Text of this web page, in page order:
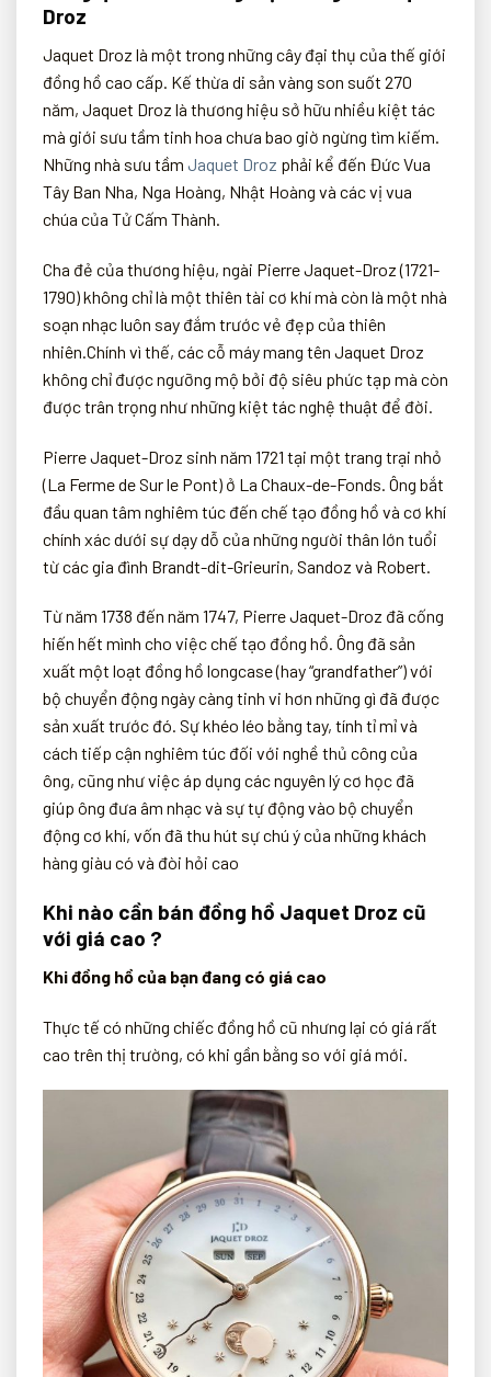
Droz
Jaquet Droz là một trong những cây đại thụ của thế giới
đồng hồ cao cấp. Kế thừa di sản vàng son suốt 270
năm, Jaquet Droz là thương hiệu sở hữu nhiều kiệt tác
mà giới sưu tầm tinh hoa chưa bao giờ ngừng tìm kiếm.
Những nhà sưu tầm Jaquet Droz phải kể đến Đức Vua
Tây Ban Nha, Nga Hoàng, Nhật Hoàng và các vị vua
chúa của Tử Cấm Thành.
Cha đẻ của thương hiệu, ngài Pierre Jaquet-Droz (1721-
1790) không chỉ là một thiên tài cơ khí mà còn là một nhà
soạn nhạc luôn say đắm trước vẻ đẹp của thiên
nhiên.Chính vì thế, các cỗ máy mang tên Jaquet Droz
không chỉ được ngưỡng mộ bởi độ siêu phức tạp mà còn
được trân trọng như những kiệt tác nghệ thuật để đời.
Pierre Jaquet-Droz sinh năm 1721 tại một trang trại nhỏ
(La Ferme de Sur le Pont) ở La Chaux-de-Fonds. Ông bắt
đầu quan tâm nghiêm túc đến chế tạo đồng hồ và cơ khí
chính xác dưới sự dạy dỗ của những người thân lớn tuổi
từ các gia đình Brandt-dit-Grieurin, Sandoz và Robert.
Từ năm 1738 đến năm 1747, Pierre Jaquet-Droz đã cống
hiến hết mình cho việc chế tạo đồng hồ. Ông đã sản
xuất một loạt đồng hồ longcase (hay “grandfather”) với
bộ chuyển động ngày càng tinh vi hơn những gì đã được
sản xuất trước đó. Sự khéo léo bằng tay, tính tỉ mỉ và
cách tiếp cận nghiêm túc đối với nghề thủ công của
ông, cũng như việc áp dụng các nguyên lý cơ học đã
giúp ông đưa âm nhạc và sự tự động vào bộ chuyển
động cơ khí, vốn đã thu hút sự chú ý của những khách
hàng giàu có và đòi hỏi cao
Khi nào cần bán đồng hồ Jaquet Droz cũ
với giá cao ?
Khi đồng hồ của bạn đang có giá cao
Thực tế có những chiếc đồng hồ cũ nhưng lại có giá rất
cao trên thị trường, có khi gần bằng so với giá mới.